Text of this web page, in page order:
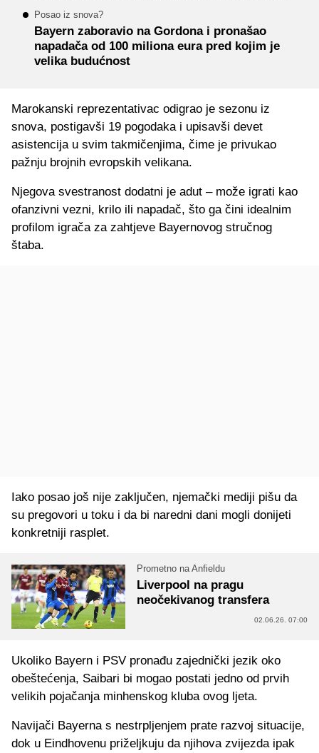
Posao iz snova?
Bayern zaboravio na Gordona i pronašao
napadača od 100 miliona eura pred kojim je
velika budućnost
Marokanski reprezentativac odigrao je sezonu iz
snova, postigavši 19 pogodaka i upisavši devet
asistencija u svim takmičenjima, čime je privukao
pažnju brojnih evropskih velikana.
Njegova svestranost dodatni je adut – može igrati kao
ofanzivni vezni, krilo ili napadač, što ga čini idealnim
profilom igrača za zahtjeve Bayernovog stručnog
štaba.
Iako posao još nije zaključen, njemački mediji pišu da
su pregovori u toku i da bi naredni dani mogli donijeti
konkretniji rasplet.
Prometno na Anfieldu
Liverpool na pragu
neočekivanog transfera
02.06.26. 07:00
Ukoliko Bayern i PSV pronađu zajednički jezik oko
obeštećenja, Saibari bi mogao postati jedno od prvih
velikih pojačanja minhenskog kluba ovog ljeta.
Navijači Bayerna s nestrpljenjem prate razvoj situacije,
dok u Eindhovenu priželjkuju da njihova zvijezda ipak